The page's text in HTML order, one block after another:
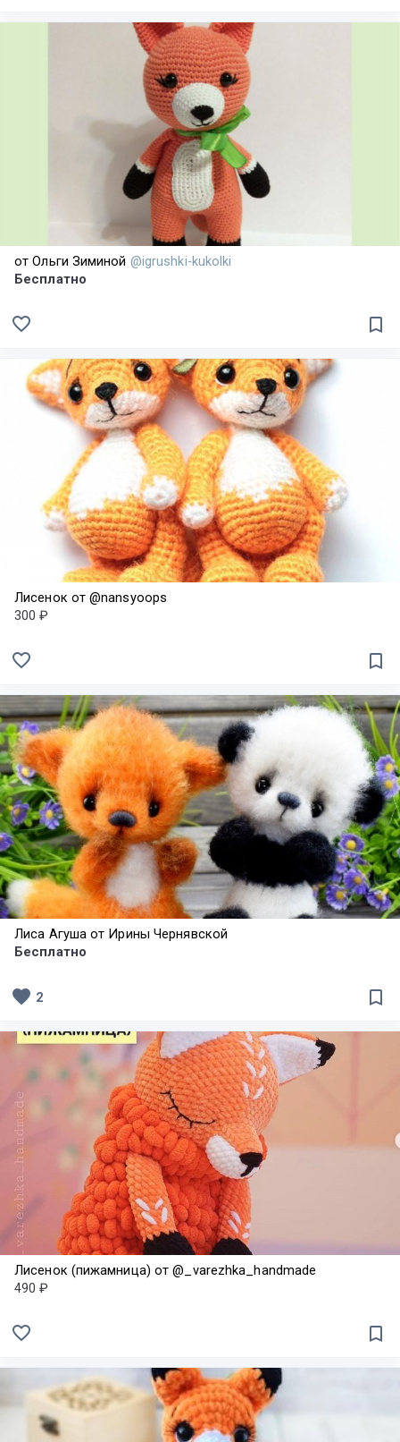
от Ольги Зиминой @igrushki-kukolki
Бесплатно
bookmark_border
favorite_border
Лисенок от @nansyoops
300 ₽
bookmark_border
favorite_border
Лиса Агуша от Ирины Чернявской
Бесплатно
bookmark_border
favorite 2
Лисенок (пижамница) от @_varezhka_handmade
490 ₽
bookmark_border
favorite_border